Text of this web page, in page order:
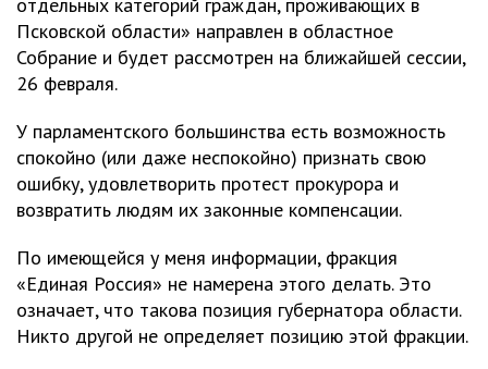
Псковской области» направлен в областное
Собрание и будет рассмотрен на ближайшей сессии,
26 февраля.
У парламентского большинства есть возможность
спокойно (или даже неспокойно) признать свою
ошибку, удовлетворить протест прокурора и
возвратить людям их законные компенсации.
По имеющейся у меня информации, фракция
«Единая Россия» не намерена этого делать. Это
означает, что такова позиция губернатора области.
Никто другой не определяет позицию этой фракции.